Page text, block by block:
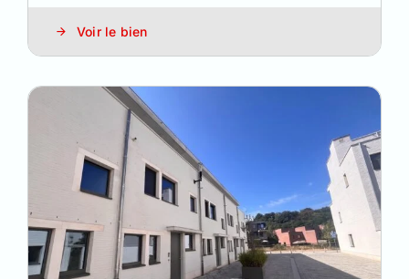
Voir le bien